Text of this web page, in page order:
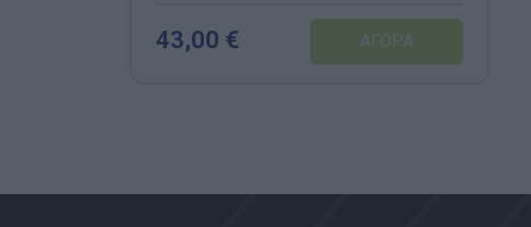
43,00 €